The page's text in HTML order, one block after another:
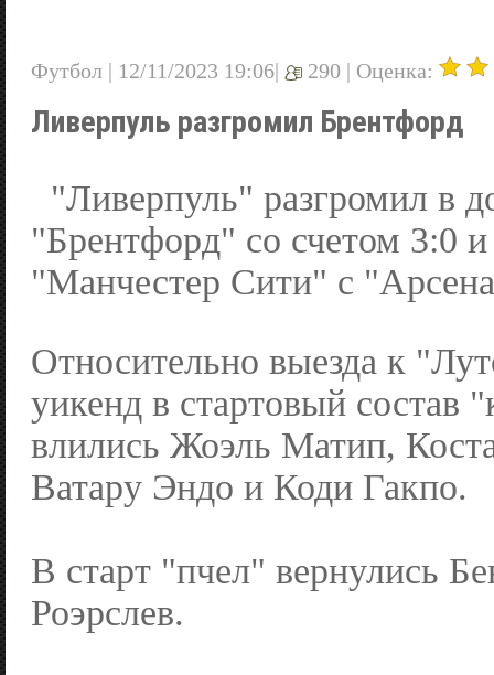
Футбол | 12/11/2023 19:06| 290 | Оценка:
Ливерпуль разгромил Брентфорд
"Ливерпуль" разгромил в
"Брентфорд" со счетом 3:0
"Манчестер Сити" с
Относительно выезда к
уикенд в стартовый состав
влились Жоэль Матип,
Ватару Эндо и Коди Гакпо.
В старт "пчел" вернулись
Роэрслев.